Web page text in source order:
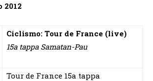
Ciclismo: Tour de France (live)
15a tappa Samatan-Pau
Tour de France 15a tappa